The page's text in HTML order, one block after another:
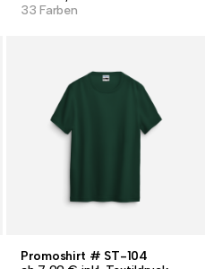
33 Farben
Promoshirt # ST-104